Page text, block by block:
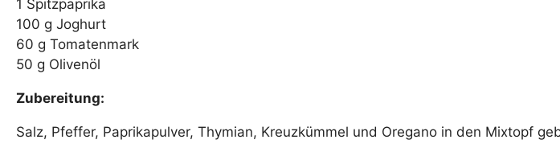
1 Spitzpaprika
100 g Joghurt
60 g Tomatenmark
50 g Olivenöl
Zubereitung:
Salz, Pfeffer, Paprikapulver, Thymian, Kreuzkümmel und Oregano in den Mixtopf